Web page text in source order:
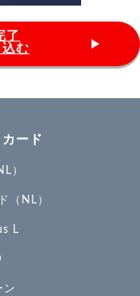
了
む
ード
）
（NL）
L
ン